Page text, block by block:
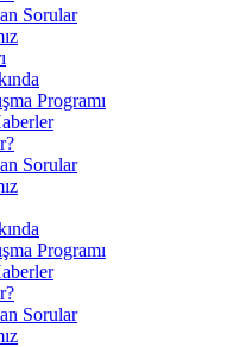
Sorular
Programı
Sorular
Programı
Sorular